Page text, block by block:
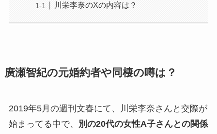
川栄李奈のXの内容は？
廣瀬智紀の元婚約者や同棲の噂は？
2019年5月の週刊文春にて、川栄李奈さんと交際が
始まってる中で、
別の20代の女性A子さんとの関係